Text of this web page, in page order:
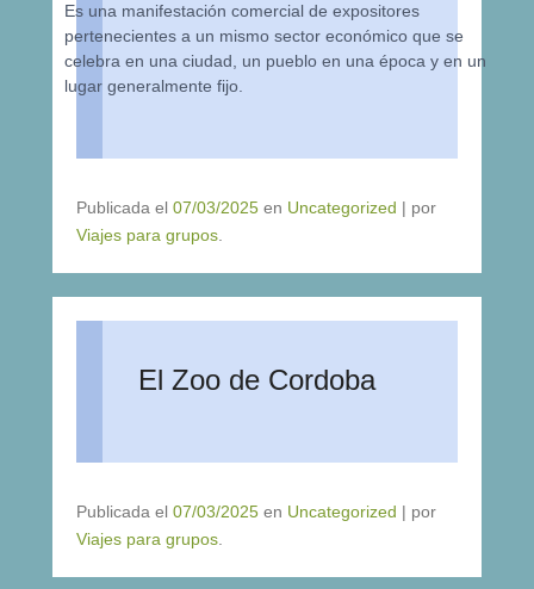
Es una manifestación comercial de expositores
pertenecientes a un mismo sector económico que se
celebra en una ciudad, un pueblo en una época y en un
lugar generalmente fijo.
Publicada el 07/03/2025 en Uncategorized | por
Viajes para grupos
El Zoo de Cordoba
Publicada el 07/03/2025 en Uncategorized | por
Viajes para grupos